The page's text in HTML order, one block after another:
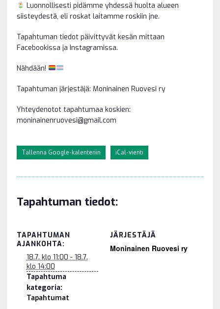
Luonnollisesti pidämme yhdessä huolta alueen
siisteydestä, eli roskat laitamme roskiin jne.
Tapahtuman tiedot päivittyvät kesän mittaan
Facebookissa ja Instagramissa.
Nähdään!
Tapahtuman järjestäjä: Moninainen Ruovesi ry
Yhteydenotot tapahtumaa koskien:
moninainenruovesi@gmail.com
Tallenna Google-kalenteriin iCal-vienti
Tapahtuman tiedot:
TAPAHTUMAN
AJANKOHTA:
18.7. klo 11:00 - 18.7.
klo 14:00
Tapahtuma
kategoria:
Tapahtumat
JÄRJESTÄJÄ
Moninainen Ruovesi ry